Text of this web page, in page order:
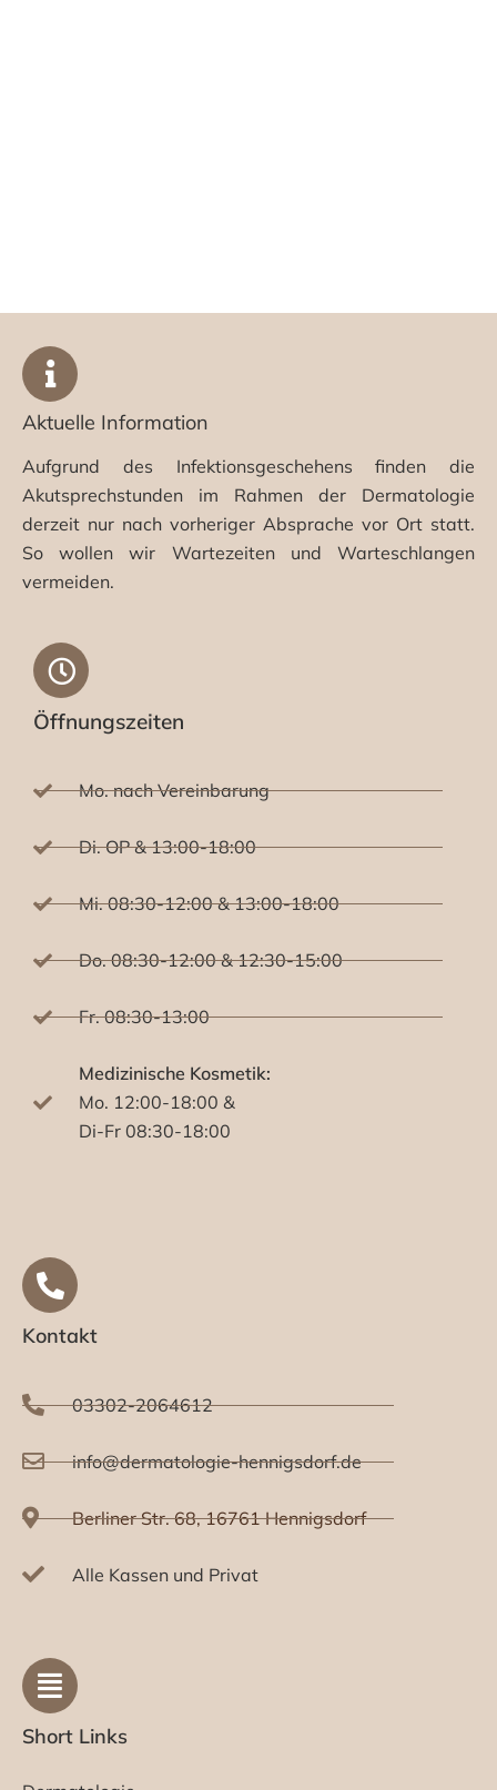
Aktuelle Information
Aufgrund des Infektionsgeschehens finden die
Akutsprechstunden im Rahmen der Dermatologie
derzeit nur nach vorheriger Absprache vor Ort statt.
So wollen wir Wartezeiten und Warteschlangen
vermeiden.
Öffnungszeiten
Mo. nach Vereinbarung
Di. OP & 13:00-18:00
Mi. 08:30-12:00 & 13:00-18:00
Do. 08:30-12:00 & 12:30-15:00
Fr. 08:30-13:00
Medizinische Kosmetik:
Mo. 12:00-18:00 &
Di-Fr 08:30-18:00
Kontakt
03302-2064612
info@dermatologie-hennigsdorf.de
Berliner Str. 68, 16761 Hennigsdorf
Alle Kassen und Privat
Short Links